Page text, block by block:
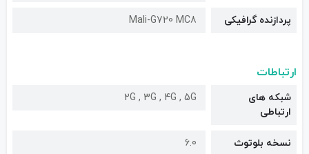
پردازنده گرافیکی Mali-G720 MC8
ارتباطات
شبکه های
ارتباطی
2G , 3G , 4G , 5G
نسخه بلوتوث 6.0